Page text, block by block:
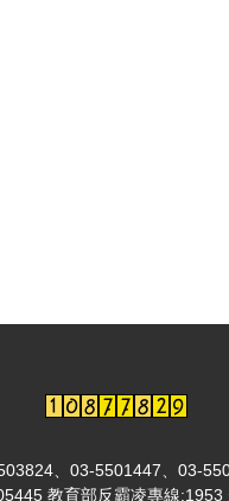
、03-5501447、03-
教育部反霸凌專線:1953